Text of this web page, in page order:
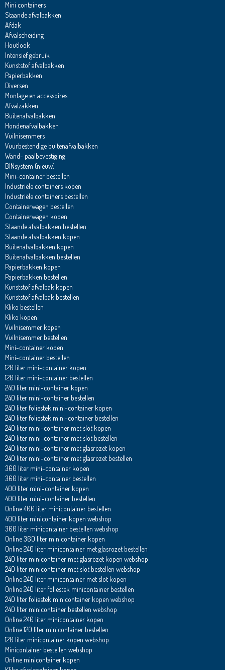
Mini containers
Staande afvalbakken
Afdak
Afvalscheiding
Houtlook
Intensief gebruik
Kunststof afvalbakken
Papierbakken
Diversen
Montage en accessoires
Afvalzakken
Buitenafvalbakken
Hondenafvalbakken
Vuilnisemmers
Vuurbestendige buitenafvalbakken
Wand- paalbevestiging
BINsystem (nieuw)
Mini-container bestellen
Industriële containers kopen
Industriële containers bestellen
Containerwagen bestellen
Containerwagen kopen
Staande afvalbakken bestellen
Staande afvalbakken kopen
Buitenafvalbakken kopen
Buitenafvalbakken bestellen
Papierbakken kopen
Papierbakken bestellen
Kunststof afvalbak kopen
Kunststof afvalbak bestellen
Kliko bestellen
Kliko kopen
Vuilnisemmer kopen
Vuilnisemmer bestellen
Mini-container kopen
Mini-container bestellen
120 liter mini-container kopen
120 liter mini-container bestellen
240 liter mini-container kopen
240 liter mini-container bestellen
240 liter foliestek mini-container kopen
240 liter foliestek mini-container bestellen
240 liter mini-container met slot kopen
240 liter mini-container met slot bestellen
240 liter mini-container met glasrozet kopen
240 liter mini-container met glasrozet bestellen
360 liter mini-container kopen
360 liter mini-container bestellen
400 liter mini-container kopen
400 liter mini-container bestellen
Online 400 liter minicontainer bestellen
400 liter minicontainer kopen webshop
360 liter minicontainer bestellen webshop
Online 360 liter minicontainer kopen
Online 240 liter minicontainer met glasrozet bestellen
240 liter minicontainer met glasrozet kopen webshop
240 liter minicontainer met slot bestellen webshop
Online 240 liter minicontainer met slot kopen
Online 240 liter foliestek minicontainer bestellen
240 liter foliestek minicontainer kopen webshop
240 liter minicontainer bestellen webshop
Online 240 liter minicontainer kopen
Online 120 liter minicontainer bestellen
120 liter minicontainer kopen webshop
Minicontainer bestellen webshop
Online minicontainer kopen